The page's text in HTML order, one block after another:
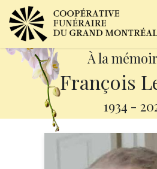
À la
François
1934 -